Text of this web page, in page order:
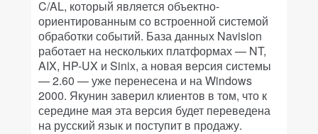
C/AL, который является объектно-
ориентированным со встроенной системой
обработки событий. База данных Navision
работает на нескольких платформах — NT,
AIX, HP-UX и Sinix, а новая версия системы
— 2.60 — уже перенесена и на Windows
2000. Якунин заверил клиентов в том, что к
середине мая эта версия будет переведена
на русский язык и поступит в продажу.